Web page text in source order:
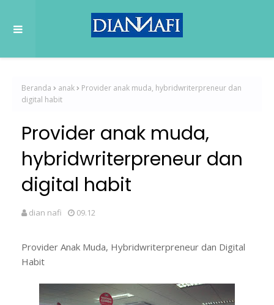
Beranda anak
Provider anak muda, hybridwriterpreneur dan
digital habit
Provider anak muda,
hybridwriterpreneur dan
digital habit
dian nafi 09.12
Provider Anak Muda, Hybridwriterpreneur dan Digital
Habit